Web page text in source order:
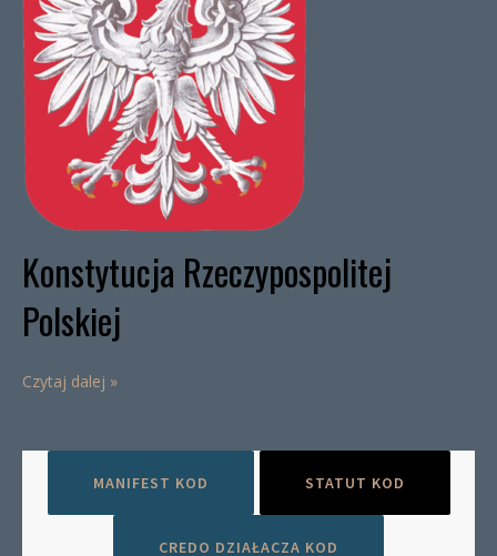
Konstytucja Rzeczypospolitej
Polskiej
Czytaj dalej »
MANIFEST KOD STATUT KOD
CREDO DZIAŁACZA KOD